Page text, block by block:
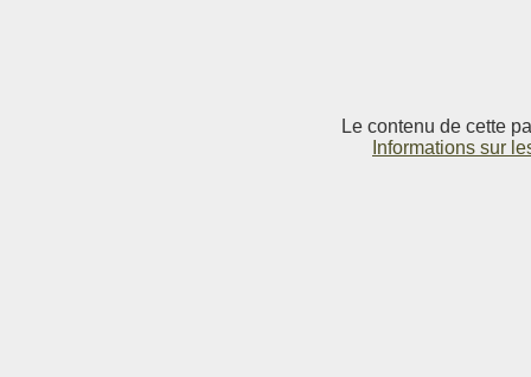
Le contenu de cette
Informations sur